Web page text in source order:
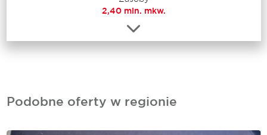
2,40 mln. mkw.
Podobne oferty w regionie